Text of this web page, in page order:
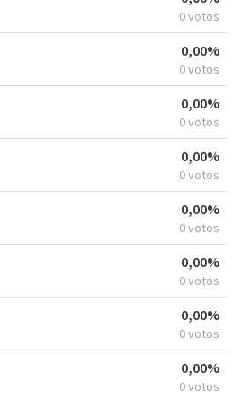
0 votos
0,00%
0 votos
0,00%
0 votos
0,00%
0 votos
0,00%
0 votos
0,00%
0 votos
0,00%
0 votos
0,00%
0 votos